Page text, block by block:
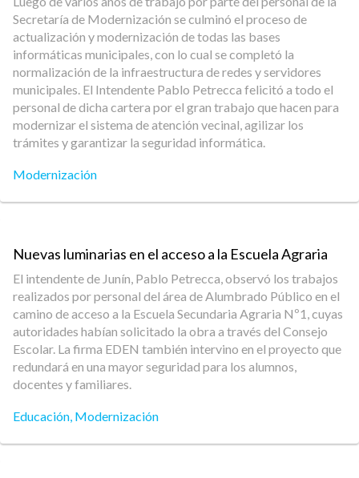
Secretaría de Modernización se culminó el proceso de
actualización y modernización de todas las bases
informáticas municipales, con lo cual se completó la
normalización de la infraestructura de redes y servidores
municipales. El Intendente Pablo Petrecca felicitó a todo el
personal de dicha cartera por el gran trabajo que hacen para
modernizar el sistema de atención vecinal, agilizar los
trámites y garantizar la seguridad informática.
Modernización
Nuevas luminarias en el acceso a la Escuela Agraria
El intendente de Junín, Pablo Petrecca, observó los trabajos
realizados por personal del área de Alumbrado Público en el
camino de acceso a la Escuela Secundaria Agraria Nº1, cuyas
autoridades habían solicitado la obra a través del Consejo
Escolar. La firma EDEN también intervino en el proyecto que
redundará en una mayor seguridad para los alumnos,
docentes y familiares.
Educación, Modernización